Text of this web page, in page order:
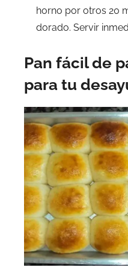
horno por otros 20
dorado. Servir
Pan fácil de
para tu